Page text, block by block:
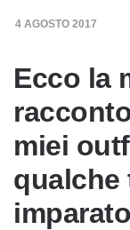
4 AGOSTO 2017
Ecco la
miei
qualche